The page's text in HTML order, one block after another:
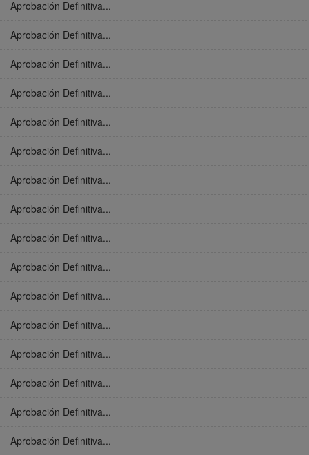
Aprobación Definitiva...
Aprobación Definitiva...
Aprobación Definitiva...
Aprobación Definitiva...
Aprobación Definitiva...
Aprobación Definitiva...
Aprobación Definitiva...
Aprobación Definitiva...
Aprobación Definitiva...
Aprobación Definitiva...
Aprobación Definitiva...
Aprobación Definitiva...
Aprobación Definitiva...
Aprobación Definitiva...
Aprobación Definitiva...
Aprobación Definitiva...